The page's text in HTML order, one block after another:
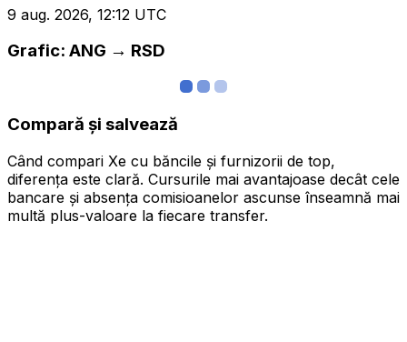
9 aug. 2026, 12:12 UTC
Grafic: ANG → RSD
Compară și salvează
Când compari Xe cu băncile și furnizorii de top,
diferența este clară. Cursurile mai avantajoase decât cele
bancare și absența comisioanelor ascunse înseamnă mai
multă plus-valoare la fiecare transfer.